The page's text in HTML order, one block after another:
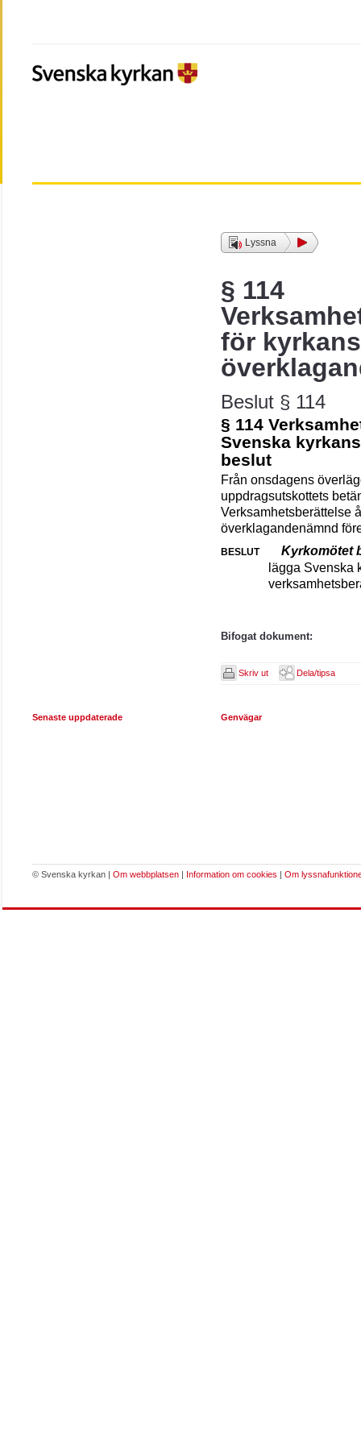
Lyssna
§ 114
för kyrkans
Beslut § 114
§ 114
Svenska
beslut
Från onsdagens
uppdragsutskottets
Verksamhetsberättelse
överklagandenämnd
BESLUT
Kyrkomötet
lägga Svenska
Bifogat dokument:
Skriv ut Dela/tipsa
Senaste uppdaterade Genvägar
© Svenska kyrkan | Om webbplatsen | Information om cookies | Om